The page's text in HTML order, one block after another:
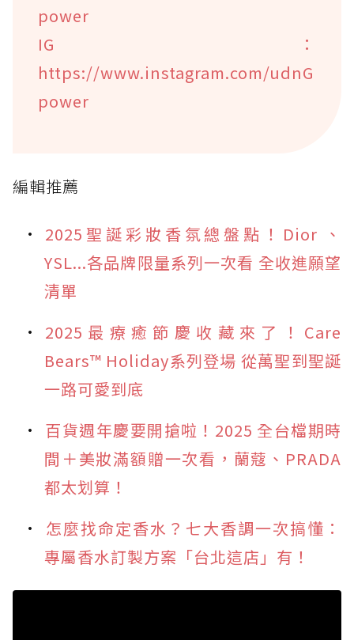
power
IG：
https://www.instagram.com/udnG
power
編輯推薦
2025聖誕彩妝香氛總盤點！Dior 、
YSL...各品牌限量系列一次看 全收進願望
清單
2025最療癒節慶收藏來了！Care
Bears™ Holiday系列登場 從萬聖到聖誕
一路可愛到底
百貨週年慶要開搶啦！2025 全台檔期時
間＋美妝滿額贈一次看，蘭蔻、PRADA
都太划算！
怎麼找命定香水？七大香調一次搞懂：
專屬香水訂製方案「台北這店」有！